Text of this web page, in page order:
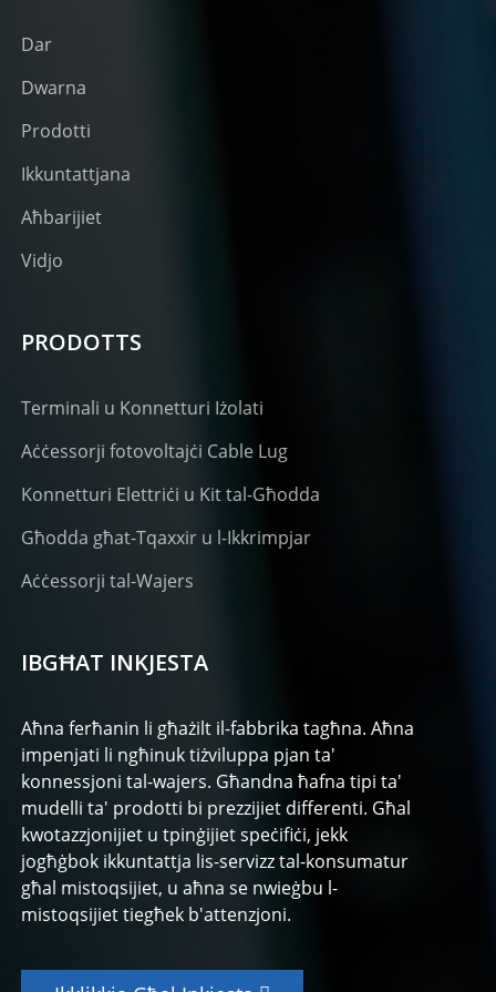
Dar
Dwarna
Prodotti
Ikkuntattjana
Aħbarijiet
Vidjo
PRODOTTS
Terminali u Konnetturi Iżolati
Aċċessorji fotovoltajċi Cable Lug
Konnetturi Elettriċi u Kit tal-Għodda
Għodda għat-Tqaxxir u l-Ikkrimpjar
Aċċessorji tal-Wajers
IBGĦAT INKJESTA
Aħna ferħanin li għażilt il-fabbrika tagħna. Aħna
impenjati li ngħinuk tiżviluppa pjan ta'
konnessjoni tal-wajers. Għandna ħafna tipi ta'
mudelli ta' prodotti bi prezzijiet differenti. Għal
kwotazzjonijiet u tpinġijiet speċifiċi, jekk
jogħġbok ikkuntattja lis-servizz tal-konsumatur
għal mistoqsijiet, u aħna se nwieġbu l-
mistoqsijiet tiegħek b'attenzjoni.